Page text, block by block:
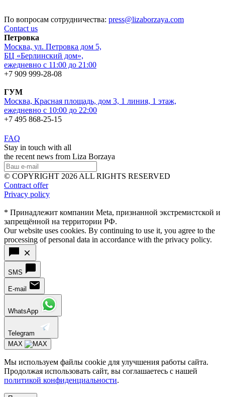
По вопросам сотрудничества: press@lizaborzaya.com
Contact us
Петровка
Москва, ул. Петровка дом 5,
БЦ «Берлинский дом»,
ежедневно с 11:00 до 21:00
+7 909 999-28-08
ГУМ
Москва, Красная площадь, дом 3, 1 линия, 1 этаж,
ежедневно с 10:00 до 22:00
+7 495 868-25-15
FAQ
Stay in touch with all
the recent news from Liza Borzaya
© COPYRIGHT 2026 ALL RIGHTS RESERVED
Contract offer
Privacy policy
* Принадлежит компании Meta, признанной экстремистской и
запрещённой на территории РФ.
Our website uses cookies. By continuing to use it, you agree to the
processing of personal data in accordance with the privacy policy.
SMS
E-mail
WhatsApp
Telegram
MAX
Мы используем файлы cookie для улучшения работы сайта.
Продолжая использовать сайт, вы соглашаетесь с нашей
политикой конфиденциальности.